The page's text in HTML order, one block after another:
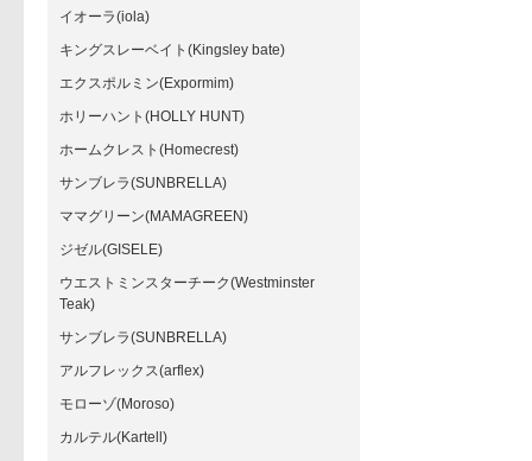
イオーラ(iola)
キングスレーベイト(Kingsley bate)
エクスポルミン(Expormim)
ホリーハント(HOLLY HUNT)
ホームクレスト(Homecrest)
サンブレラ(SUNBRELLA)
ママグリーン(MAMAGREEN)
ジゼル(GISELE)
ウエストミンスターチーク(Westminster
Teak)
サンブレラ(SUNBRELLA)
アルフレックス(arflex)
モローゾ(Moroso)
カルテル(Kartell)